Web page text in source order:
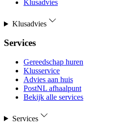
Klusadvies
Klusadvies
Services
Gereedschap huren
Klusservice
Advies aan huis
PostNL afhaalpunt
Bekijk alle services
Services